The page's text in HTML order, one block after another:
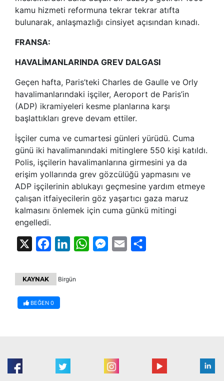
kamu hizmeti reformuna tekrar tekrar atıfta
bulunarak, anlaşmazlığı cinsiyet açısından kınadı.
FRANSA:
HAVALİMANLARINDA GREV DALGASI
Geçen hafta, Paris’teki Charles de Gaulle ve Orly
havalimanlarındaki işçiler, Aeroport de Paris’in
(ADP) ikramiyeleri kesme planlarına karşı
başlattıkları greve devam ettiler.
İşçiler cuma ve cumartesi günleri yürüdü. Cuma
günü iki havalimanındaki mitinglere 550 kişi katıldı.
Polis, işçilerin havalimanlarına girmesini ya da
erişim yollarında grev gözcülüğü yapmasını ve
ADP işçilerinin ablukayı geçmesine yardım etmeye
çalışan itfaiyecilerin göz yaşartıcı gaza maruz
kalmasını önlemek için cuma günkü mitingi
engelledi.
FacebookLinkedInWhatsAppMessenger
Email
KAYNAK Birgün
BEĞEN 0